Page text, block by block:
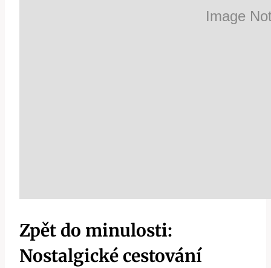
Zpět do minulosti:
Nostalgické cestování